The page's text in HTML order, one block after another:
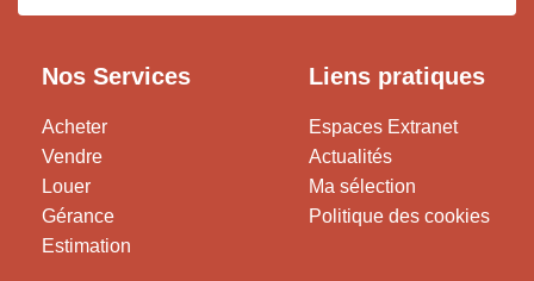
Nos Services
Acheter
Vendre
Louer
Gérance
Estimation
Liens pratiques
Espaces Extranet
Actualités
Ma sélection
Politique des cookies